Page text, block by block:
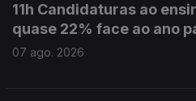
11h Candidaturas ao
quase 22% face ao ano
07 ago. 2026